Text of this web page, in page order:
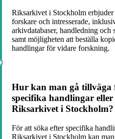
Riksarkivet i Stockholm erbjuder
forskare och intresserade,
arkivdatabaser, handledning och
samt möjligheten att beställa
handlingar för vidare forskning.
Hur kan man gå tillväga
specifika handlingar
Riksarkivet i Stockholm?
För att söka efter specifika
Riksarkivet i Stockholm kan